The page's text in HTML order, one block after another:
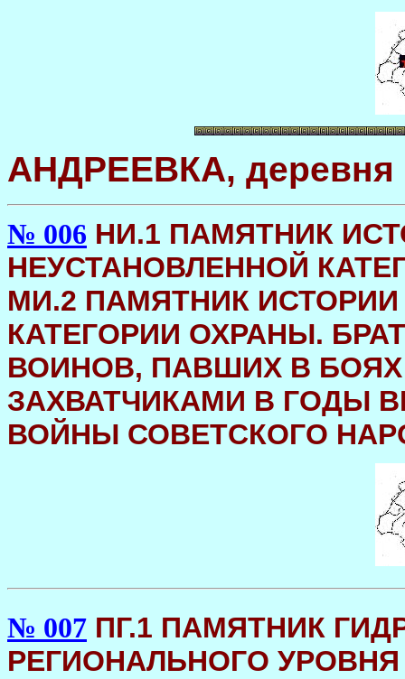
АНДРЕЕВКА, деревня
№ 006 НИ.1 ПАМЯТНИК
НЕУСТАНОВЛЕННОЙ
МИ.2 ПАМЯТНИК ИСТОРИИ
КАТЕГОРИИ ОХРАНЫ.
ВОИНОВ, ПАВШИХ В
ЗАХВАТЧИКАМИ В ГОДЫ
ВОЙНЫ СОВЕТСКОГО
№ 007 ПГ.1 ПАМЯТНИК
РЕГИОНАЛЬНОГО УРОВНЯ